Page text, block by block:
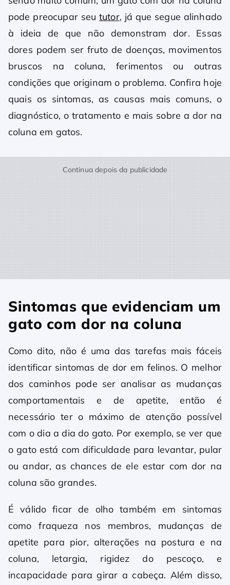
pode preocupar seu tutor, já que segue alinhado
à ideia de que não demonstram dor. Essas
dores podem ser fruto de doenças, movimentos
bruscos na coluna, ferimentos ou outras
condições que originam o problema. Confira hoje
quais os sintomas, as causas mais comuns, o
diagnóstico, o tratamento e mais sobre a dor na
coluna em gatos.
Continua depois da publicidade
Sintomas que evidenciam um
gato com dor na coluna
Como dito, não é uma das tarefas mais fáceis
identificar sintomas de dor em felinos. O melhor
dos caminhos pode ser analisar as mudanças
comportamentais e de apetite, então é
necessário ter o máximo de atenção possível
com o dia a dia do gato. Por exemplo, se ver que
o gato está com dificuldade para levantar, pular
ou andar, as chances de ele estar com dor na
coluna são grandes.
É válido ficar de olho também em sintomas
como fraqueza nos membros, mudanças de
apetite para pior, alterações na postura e na
coluna, letargia, rigidez do pescoço, e
incapacidade para girar a cabeça. Além disso,